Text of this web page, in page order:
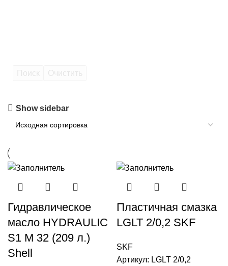
Show sidebar
Гидравлическое
масло HYDRAULIC
S1 M 32 (209 л.)
Shell
Пластичная смазка
LGLT 2/0,2 SKF
SKF
Артикул: LGLT 2/0,2